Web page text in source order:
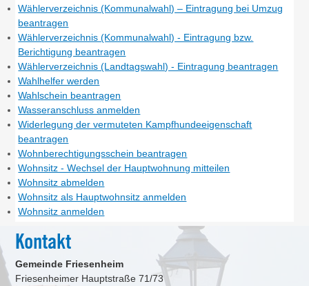
Wählerverzeichnis (Kommunalwahl) – Eintragung bei Umzug
beantragen
Wählerverzeichnis (Kommunalwahl) - Eintragung bzw.
Berichtigung beantragen
Wählerverzeichnis (Landtagswahl) - Eintragung beantragen
Wahlhelfer werden
Wahlschein beantragen
Wasseranschluss anmelden
Widerlegung der vermuteten Kampfhundeeigenschaft
beantragen
Wohnberechtigungsschein beantragen
Wohnsitz - Wechsel der Hauptwohnung mitteilen
Wohnsitz abmelden
Wohnsitz als Hauptwohnsitz anmelden
Wohnsitz anmelden
Kontakt
Gemeinde Friesenheim
Friesenheimer Hauptstraße 71/73